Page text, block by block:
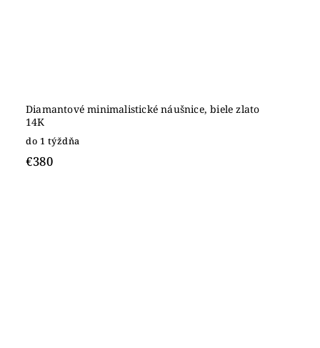
Diamantové minimalistické náušnice, biele zlato
14K
do 1 týždňa
€380